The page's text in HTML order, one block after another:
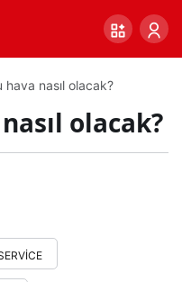
hava nasıl olacak?
olacak?